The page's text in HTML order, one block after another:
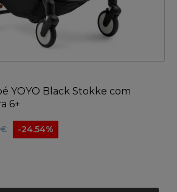
YOYO Black Stokke com
6+
-24.54%